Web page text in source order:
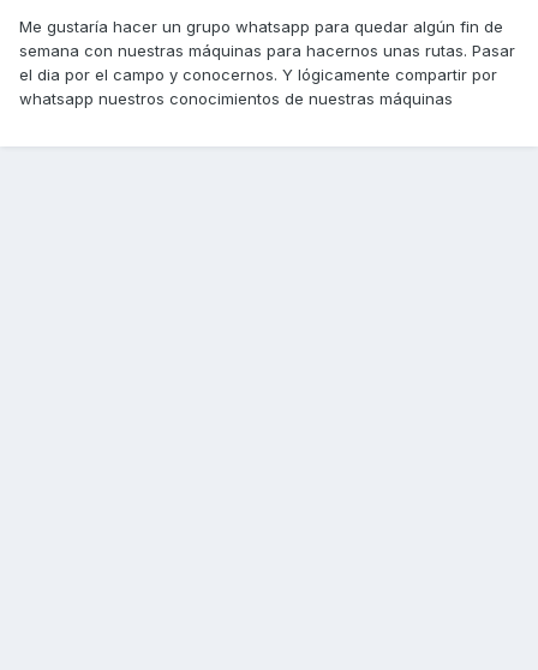
Me gustaría hacer un grupo whatsapp para quedar algún fin de
semana con nuestras máquinas para hacernos unas rutas. Pasar
el dia por el campo y conocernos. Y lógicamente compartir por
whatsapp nuestros conocimientos de nuestras máquinas